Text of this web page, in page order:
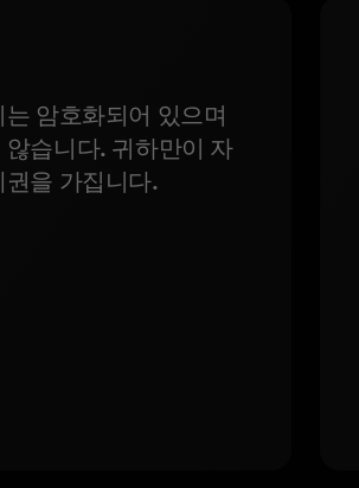
암호화되어 있으며
습니다. 귀하만이 자
을 가집니다.